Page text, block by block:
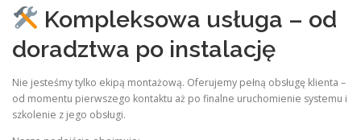
Kompleksowa usługa – od
doradztwa po instalację
Nie jesteśmy tylko ekipą montażową. Oferujemy pełną obsługę klienta –
od momentu pierwszego kontaktu aż po finalne uruchomienie systemu i
szkolenie z jego obsługi.